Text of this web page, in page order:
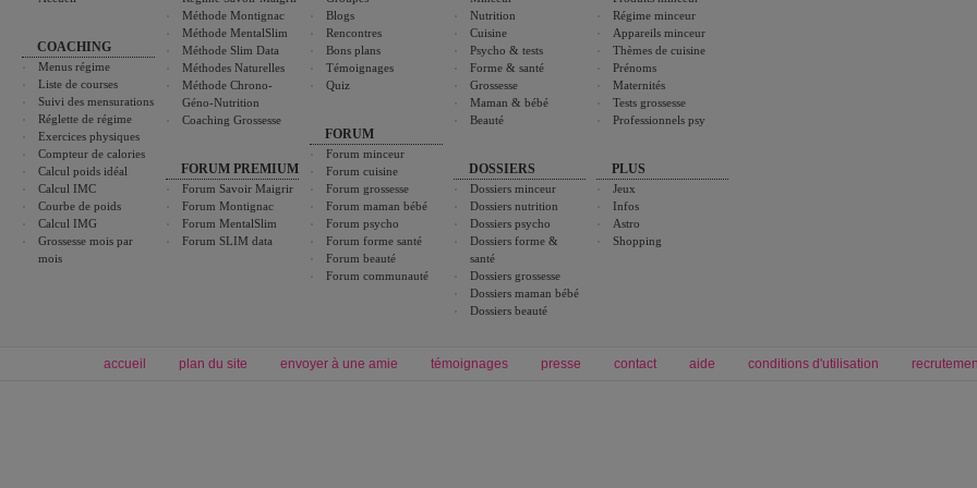
COACHING
Menus régime
Liste de courses
Suivi des mensurations
Réglette de régime
Exercices physiques
Compteur de calories
Calcul poids idéal
Calcul IMC
Courbe de poids
Calcul IMG
Grossesse mois par
mois
Méthode Montignac
Méthode MentalSlim
Méthode Slim Data
Méthodes Naturelles
Méthode Chrono-
Géno-Nutrition
Coaching Grossesse
FORUM PREMIUM
Forum Savoir Maigrir
Forum Montignac
Forum MentalSlim
Forum SLIM data
Blogs
Rencontres
Bons plans
Témoignages
Quiz
FORUM
Forum minceur
Forum cuisine
Forum grossesse
Forum maman bébé
Forum psycho
Forum forme santé
Forum beauté
Forum communauté
Nutrition
Cuisine
Psycho & tests
Forme & santé
Grossesse
Maman & bébé
Beauté
DOSSIERS
Dossiers minceur
Dossiers nutrition
Dossiers psycho
Dossiers forme &
santé
Dossiers grossesse
Dossiers maman bébé
Dossiers beauté
Régime minceur
Appareils minceur
Thèmes de cuisine
Prénoms
Maternités
Tests grossesse
Professionnels psy
PLUS
Jeux
Infos
Astro
Shopping
accueil plan du site envoyer à une amie témoignages presse contact aide conditions d'utilisation